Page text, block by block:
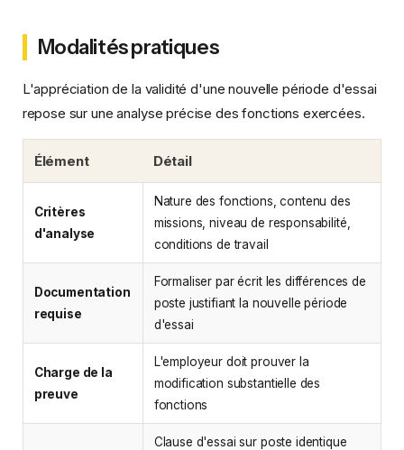
Modalités pratiques
L'appréciation de la validité d'une nouvelle période d'essai
repose sur une analyse précise des fonctions exercées.
Élément Détail
Critères
d'analyse
Nature des fonctions, contenu des
missions, niveau de responsabilité,
conditions de travail
Documentation
requise
Formaliser par écrit les différences de
poste justifiant la nouvelle période
d'essai
Charge de la
preuve
L'employeur doit prouver la
modification substantielle des
fonctions
Clause d'essai sur poste identique